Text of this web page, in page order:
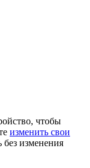
чтобы
изменить свои
изменения